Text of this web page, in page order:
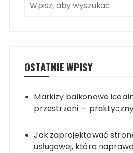
OSTATNIE WPISY
Markizy balkonowe
przestrzeni —
Jak zaprojektować
usługowej, która